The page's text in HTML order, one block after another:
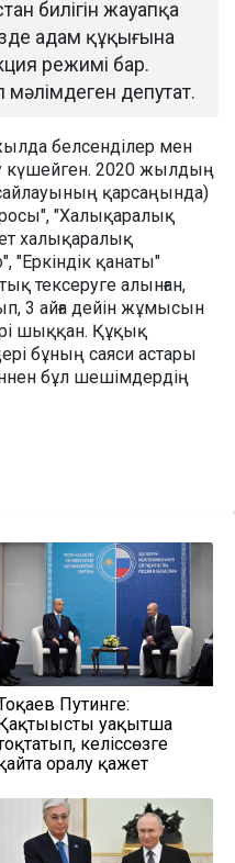
билігін жауапқа
адам құқығына
режимі бар.
депутат.
белсенділер мен
күшейген. 2020 жылдың
қарсаңында)
"Халықаралық
халықаралық
"Еркіндік қанаты"
тексеруге алынған,
3 айға дейін жұмысын
шыққан. Құқық
бұның саяси астары
бұл шешімдердің
Путинге:
уақытша
келіссөзге
оралу қажет